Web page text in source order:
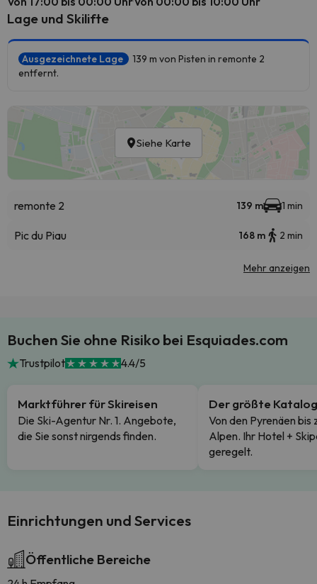
Lage und Skilifte
Ausgezeichnete Lage
139 m von Pisten in remonte 2
entfernt.
Siehe Karte
remonte 2 139 m 1 min
Pic du Piau 168 m 2 min
Mehr anzeigen
Buchen Sie ohne Risiko bei Esquiades.com
Trustpilot 4.4/5
Marktführer für Skireisen
Die Ski-Agentur Nr. 1. Angebote,
die Sie sonst nirgends finden.
Der größte Katalog
Von den Pyrenäen bis
Alpen. Ihr Hotel +
geregelt.
Einrichtungen und Services
Öffentliche Bereiche